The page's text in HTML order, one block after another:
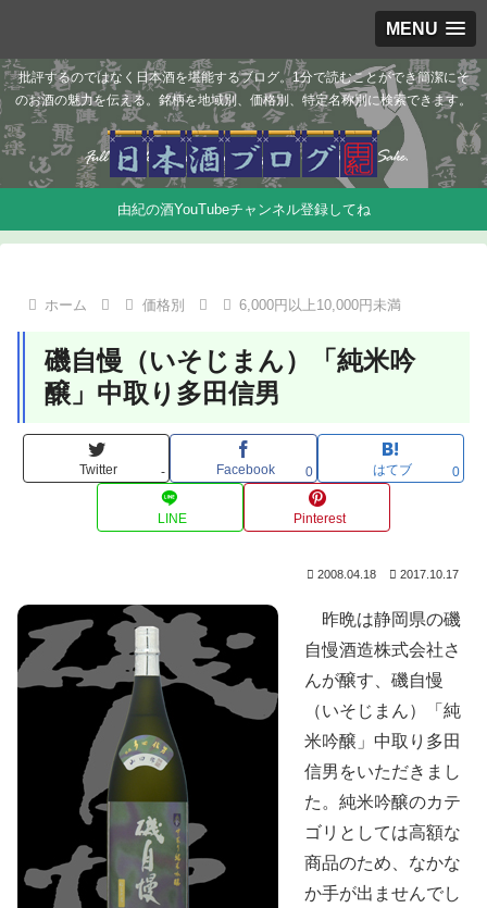
MENU
批評するのではなく日本酒を堪能するブログ。1分で読むことができ簡潔にそ
のお酒の魅力を伝える。銘柄を地域別、価格別、特定名称別に検索できます。
由紀の酒YouTubeチャンネル登録してね
ホーム 価格別 6,000円以上10,000円未満
磯自慢（いそじまん）「純米吟
醸」中取り多田信男
Twitter - Facebook 0 はてブ 0
LINE Pinterest
2008.04.18 2017.10.17
昨晩は静岡県の磯
自慢酒造株式会社さ
んが醸す、磯自慢
（いそじまん）「純
米吟醸」中取り多田
信男をいただきまし
た。純米吟醸のカテ
ゴリとしては高額な
商品のため、なかな
か手が出ませんでし